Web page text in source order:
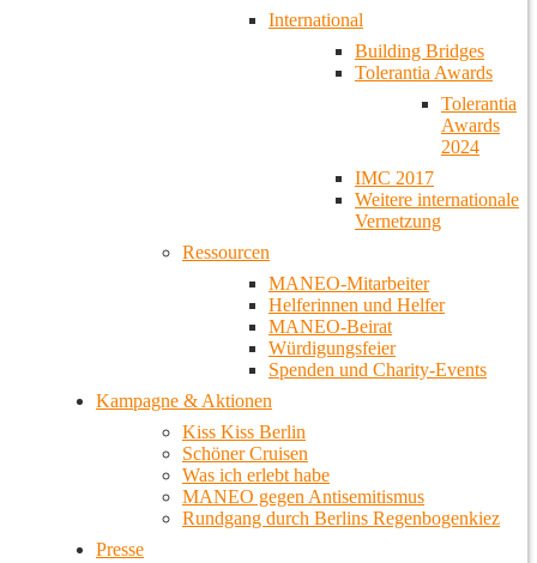
International
Building Bridges
Tolerantia Awards
Tolerantia
Awards
2024
IMC 2017
Weitere internationale
Vernetzung
Ressourcen
MANEO-Mitarbeiter
Helferinnen und Helfer
MANEO-Beirat
Würdigungsfeier
Spenden und Charity-Events
Kampagne & Aktionen
Kiss Kiss Berlin
Schöner Cruisen
Was ich erlebt habe
MANEO gegen Antisemitismus
Rundgang durch Berlins Regenbogenkiez
Presse